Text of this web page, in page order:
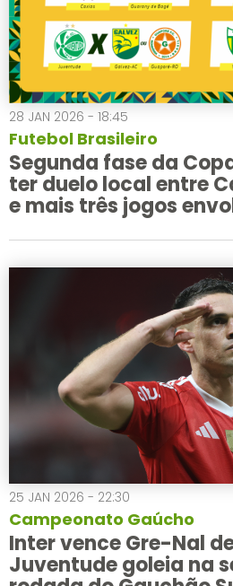
28 JAN 2026 - 18:45
Futebol Brasileiro
Segunda fase da
ter duelo local entre
e mais três jogos
25 JAN 2026 - 22:30
Campeonato Gaúcho
Inter vence Gre-Nal
Juventude goleia na